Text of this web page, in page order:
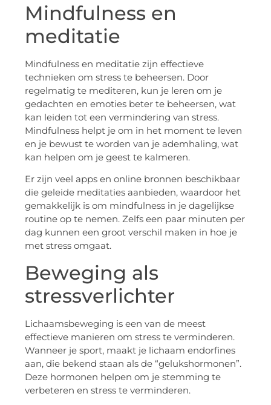
Mindfulness en
meditatie
Mindfulness en meditatie zijn effectieve
technieken om stress te beheersen. Door
regelmatig te mediteren, kun je leren om je
gedachten en emoties beter te beheersen, wat
kan leiden tot een vermindering van stress.
Mindfulness helpt je om in het moment te leven
en je bewust te worden van je ademhaling, wat
kan helpen om je geest te kalmeren.
Er zijn veel apps en online bronnen beschikbaar
die geleide meditaties aanbieden, waardoor het
gemakkelijk is om mindfulness in je dagelijkse
routine op te nemen. Zelfs een paar minuten per
dag kunnen een groot verschil maken in hoe je
met stress omgaat.
Beweging als
stressverlichter
Lichaamsbeweging is een van de meest
effectieve manieren om stress te verminderen.
Wanneer je sport, maakt je lichaam endorfines
aan, die bekend staan als de “gelukshormonen”.
Deze hormonen helpen om je stemming te
verbeteren en stress te verminderen.